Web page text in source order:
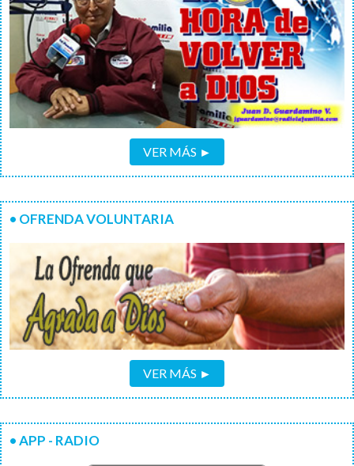
VER MÁS ►
• OFRENDA VOLUNTARIA
VER MÁS ►
• APP - RADIO